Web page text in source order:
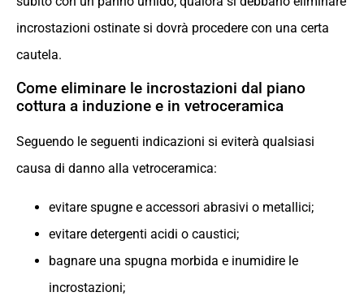
incrostazioni ostinate si dovrà procedere con una certa
cautela.
Come eliminare le incrostazioni dal piano
cottura a induzione e in vetroceramica
Seguendo le seguenti indicazioni si eviterà qualsiasi
causa di danno alla vetroceramica:
evitare spugne e accessori abrasivi o metallici;
evitare detergenti acidi o caustici;
bagnare una spugna morbida e inumidire le
incrostazioni;